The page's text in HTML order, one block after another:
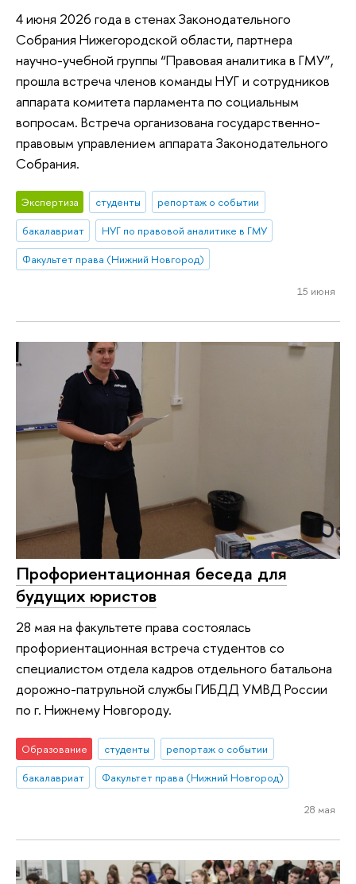
4 июня 2026 года в стенах Законодательного
Собрания Нижегородской области, партнера
научно-учебной группы “Правовая аналитика в ГМУ”,
прошла встреча членов команды НУГ и сотрудников
аппарата комитета парламента по социальным
вопросам. Встреча организована государственно-
правовым управлением аппарата Законодательного
Собрания.
Экспертиза студенты
репортаж о событии
бакалавриат
НУГ по правовой аналитике в ГМУ
Факультет права (Нижний Новгород)
15 июня
Профориентационная беседа для
будущих юристов
28 мая на факультете права состоялась
профориентационная встреча студентов со
специалистом отдела кадров отдельного батальона
дорожно-патрульной службы ГИБДД УМВД России
по г. Нижнему Новгороду.
Образование студенты
репортаж о событии
бакалавриат
Факультет права (Нижний Новгород)
28 мая